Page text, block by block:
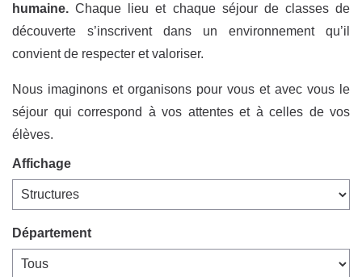
humaine. Chaque lieu et chaque séjour de classes de
découverte s’inscrivent dans un environnement qu’il
convient de respecter et valoriser.
Nous imaginons et organisons pour vous et avec vous le
séjour qui correspond à vos attentes et à celles de vos
élèves.
Affichage
Département